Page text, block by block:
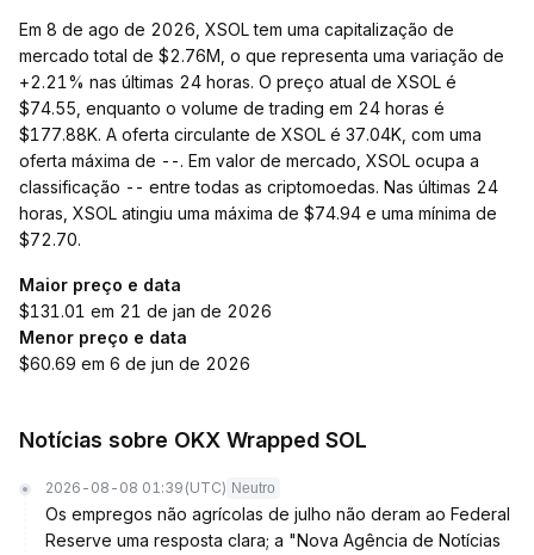
Em 8 de ago de 2026, XSOL tem uma capitalização de
mercado total de $2.76M, o que representa uma variação de
+2.21% nas últimas 24 horas. O preço atual de XSOL é
$74.55, enquanto o volume de trading em 24 horas é
$177.88K. A oferta circulante de XSOL é 37.04K, com uma
oferta máxima de --. Em valor de mercado, XSOL ocupa a
classificação -- entre todas as criptomoedas. Nas últimas 24
horas, XSOL atingiu uma máxima de $74.94 e uma mínima de
$72.70.
Maior preço e data
$131.01 em 21 de jan de 2026
Menor preço e data
$60.69 em 6 de jun de 2026
Notícias sobre OKX Wrapped SOL
2026-08-08 01:39 (UTC) Neutro
Os empregos não agrícolas de julho não deram ao Federal
Reserve uma resposta clara; a "Nova Agência de Notícias